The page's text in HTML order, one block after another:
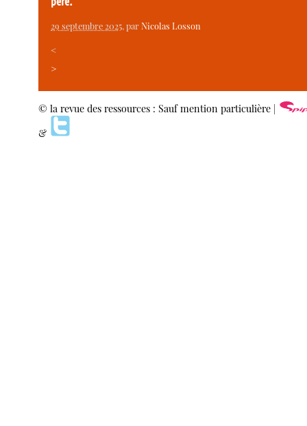
29 septembre 2025, parNicolas Losson
<
>
© la revue des ressources : Sauf mention particulière |
&